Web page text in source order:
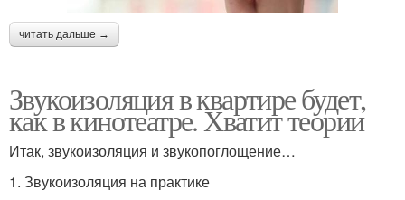
читать дальше →
Звукоизоляция в квартире будет,
как в кинотеатре. Хватит теории
Итак, звукоизоляция и звукопоглощение…
1. Звукоизоляция на практике